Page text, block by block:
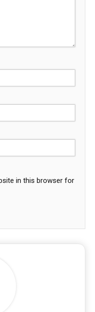
in this browser for